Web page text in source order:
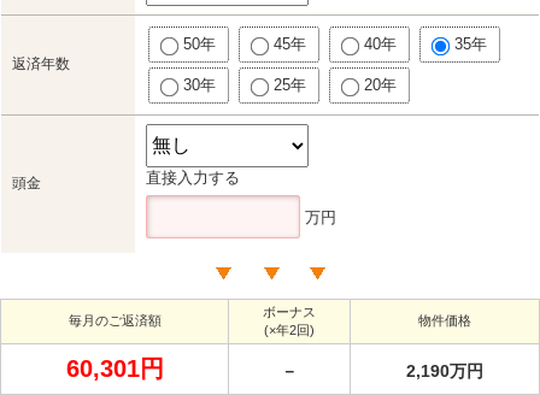
返済年数
50年 45年 40年 35年
30年 25年 20年
頭金 直接入力する
万円
毎月のご返済額
ボーナス
(×年2回)
物件価格
60,301円 － 2,190万円